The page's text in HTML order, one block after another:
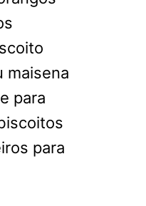
maisena
para
para